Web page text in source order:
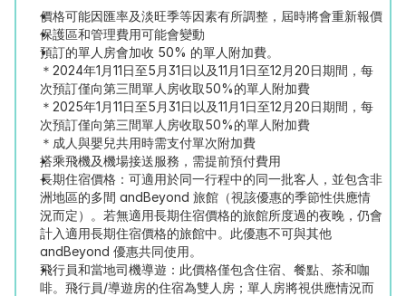
價格可能因匯率及淡旺季等因素有所調整，屆時將會重新報價
保護區和管理費用可能會變動
預訂的單人房會加收 50% 的單人附加費。
＊2024年1月11日至5月31日以及11月1日至12月20日期間，每
次預訂僅向第三間單人房收取50%的單人附加費
＊2025年1月11日至5月31日以及11月1日至12月20日期間，每
次預訂僅向第三間單人房收取50%的單人附加費
＊成人與嬰兒共用時需支付單次附加費
搭乘飛機及機場接送服務，需提前預付費用
長期住宿價格：可適用於同一行程中的同一批客人，並包含非
洲地區的多間 andBeyond 旅館（視該優惠的季節性供應情
況而定）。若無適用長期住宿價格的旅館所度過的夜晚，仍會
計入適用長期住宿價格的旅館中。此優惠不可與其他
andBeyond 優惠共同使用。
飛行員和當地司機導遊：此價格僅包含住宿、餐點、茶和咖
啡。飛行員/導遊房的住宿為雙人房；單人房將視供應情況而